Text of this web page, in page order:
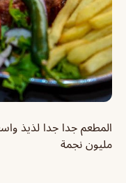
المطعم جدا جدا لذيذ
مليون نجمة